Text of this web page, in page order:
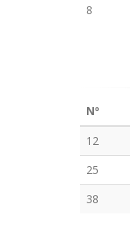
8
Nº
12
25
38